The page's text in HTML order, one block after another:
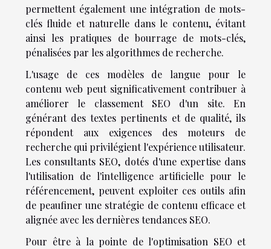
permettent également une intégration de mots-
clés fluide et naturelle dans le contenu, évitant
ainsi les pratiques de bourrage de mots-clés,
pénalisées par les algorithmes de recherche.
L'usage de ces modèles de langue pour le
contenu web peut significativement contribuer à
améliorer le classement SEO d'un site. En
générant des textes pertinents et de qualité, ils
répondent aux exigences des moteurs de
recherche qui privilégient l'expérience utilisateur.
Les consultants SEO, dotés d'une expertise dans
l'utilisation de l'intelligence artificielle pour le
référencement, peuvent exploiter ces outils afin
de peaufiner une stratégie de contenu efficace et
alignée avec les dernières tendances SEO.
Pour être à la pointe de l'optimisation SEO et